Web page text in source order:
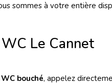
sommes à votre entière
Le Cannet
WC bouché, appelez